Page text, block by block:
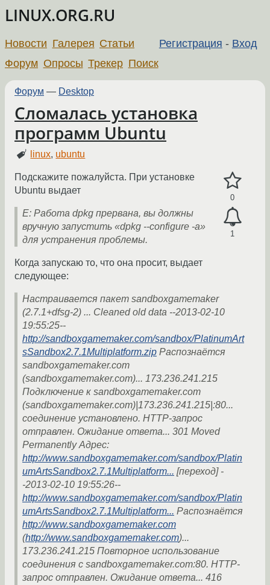
LINUX.ORG.RU
Регистрация - Вход
Новости Галерея Статьи
Форум Опросы Трекер Поиск
Форум — Desktop
Сломалась установка
программ Ubuntu
linux, ubuntu
0
1
Подскажите пожалуйста. При установке
Ubuntu выдает
E: Работа dpkg прервана, вы должны
вручную запустить «dpkg --configure -a»
для устранения проблемы.
Когда запускаю то, что она просит, выдает
следующее:
Настраивается пакет sandboxgamemaker
(2.7.1+dfsg-2) ... Cleaned old data --2013-02-10
19:55:25--
http://sandboxgamemaker.com/sandbox/PlatinumArt
sSandbox2.7.1Multiplatform.zip Распознаётся
sandboxgamemaker.com
(sandboxgamemaker.com)... 173.236.241.215
Подключение к sandboxgamemaker.com
(sandboxgamemaker.com)|173.236.241.215|:80...
соединение установлено. HTTP-запрос
отправлен. Ожидание ответа... 301 Moved
Permanently Адрес:
http://www.sandboxgamemaker.com/sandbox/Platin
umArtsSandbox2.7.1Multiplatform... [переход] -
-2013-02-10 19:55:26--
http://www.sandboxgamemaker.com/sandbox/Platin
umArtsSandbox2.7.1Multiplatform... Распознаётся
http://www.sandboxgamemaker.com
(http://www.sandboxgamemaker.com)...
173.236.241.215 Повторное использование
соединения с sandboxgamemaker.com:80. HTTP-
запрос отправлен. Ожидание ответа... 416